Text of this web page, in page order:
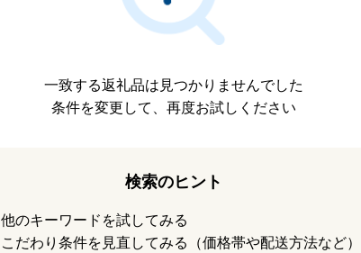
一致する返礼品は見つかりませんでした
条件を変更して、再度お試しください
検索のヒント
他のキーワードを試してみる
こだわり条件を見直してみる（価格帯や配送方法など）